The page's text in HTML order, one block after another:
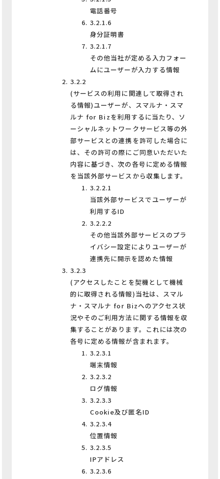
電話番号
3.2.1.6
身分証明書
3.2.1.7
その他当社が定める入力フォー
ムにユーザーが入力する情報
3.2.2
(サービスの利用に関連して取得され
る情報)ユーザーが、スマルナ・スマ
ルナ for Bizを利用するに当たり、ソ
ーシャルネットワークサービス等の外
部サービスとの連携を許可した場合に
は、その許可の際にご同意いただいた
内容に基づき、次の各号に定める情報
を当該外部サービスから収集します。
3.2.2.1
当該外部サービスでユーザーが
利用するID
3.2.2.2
その他当該外部サービスのプラ
イバシー設定によりユーザーが
連携先に開示を認めた情報
3.2.3
(アクセスしたことを契機として機械
的に取得される情報)当社は、スマル
ナ・スマルナ for Bizへのアクセス状
況やそのご利用方法に関する情報を収
集することがあります。これには次の
各号に定める情報が含まれます。
3.2.3.1
端末情報
3.2.3.2
ログ情報
3.2.3.3
Cookie及び匿名ID
3.2.3.4
位置情報
3.2.3.5
IPアドレス
3.2.3.6